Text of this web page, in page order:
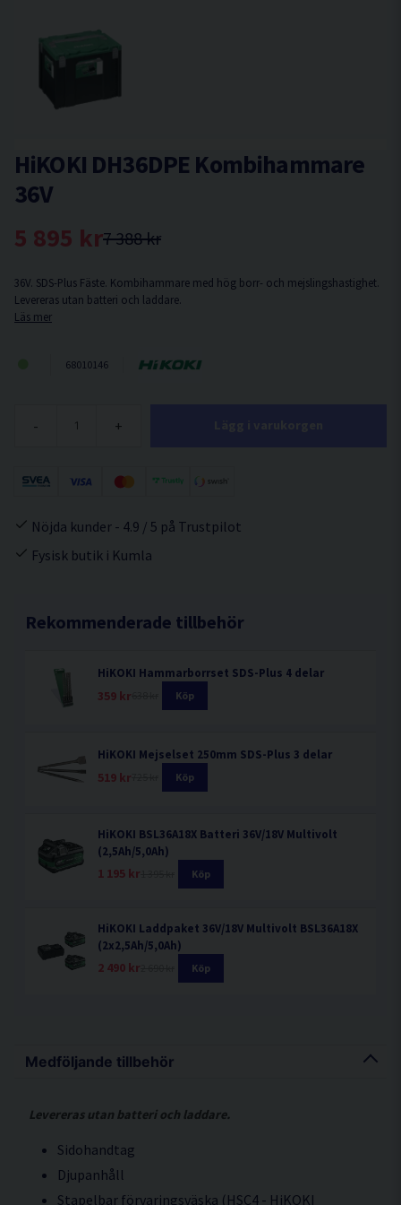
Medföljande tillbehör
Levereras utan batteri och laddare.
Sidohandtag
Djupanhåll
Stapelbar förvaringsväska (HSC4 - HiKOKI
HiKOKI DH36DPE Kombihammare
36V
7 388 kr
5 895 kr
36V. SDS-Plus Fäste. Kombihammare med hög borr- och mejslingshastighet.
Levereras utan batteri och laddare.
Läs mer
68010146
- +
Nöjda kunder - 4.9 / 5 på Trustpilot
Fysisk butik i Kumla
Rekommenderade tillbehör
HiKOKI Hammarborrset SDS-Plus 4 delar
359 kr Köp
HiKOKI Mejselset 250mm SDS-Plus 3 delar
519 kr Köp
HiKOKI BSL36A18X Batteri 36V/18V Multivolt
(2,5Ah/5,0Ah)
1 195 kr Köp
HiKOKI Laddpaket 36V/18V Multivolt BSL36A18X
(2x2,5Ah/5,0Ah)
2 490 kr Köp